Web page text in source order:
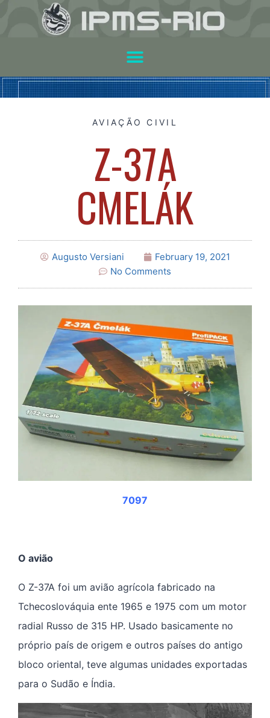
AVIAÇÃO CIVIL
Z-37A
CMELÁK
Augusto Versiani
February 19, 2021
No Comments
7097
O avião
O Z-37A foi um avião agrícola fabricado na
Tchecoslováquia ente 1965 e 1975 com um motor
radial Russo de 315 HP. Usado basicamente no
próprio país de origem e outros países do antigo
bloco oriental, teve algumas unidades exportadas
para o Sudão e Índia.